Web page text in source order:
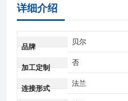
详细介绍
品牌
贝尔
加工定制
否
连接形式
法兰